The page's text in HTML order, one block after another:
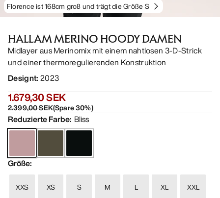
Florence ist 168cm groß und trägt die Größe S
HALLAM MERINO HOODY DAMEN
Midlayer aus Merinomix mit einem nahtlosen 3-D-Strick
und einer thermoregulierenden Konstruktion
Designt: 2023
1.679,30 SEK
2.399,00 SEK(Spare30%)
Reduzierte Farbe: Bliss
Größe:
XXS XS S M L XL
XXL